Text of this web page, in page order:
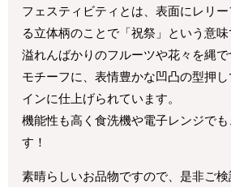
フェスティビティとは、表面にレリ
る立体柄のことで「祝祭」という意味
溢れんばかりのフルーツや花々を縄
モチーフに、表情豊かな凹凸の型押
インに仕上げられています。
機能性も高く食洗機や電子レンジで
す！
素晴らしいお品物ですので、是非ご